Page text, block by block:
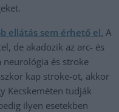
ellátás sem érhető el. A
de akadozik az arc- és
neurológia és stroke
kap stroke-ot, akkor
Kecskeméten tudják
ilyen esetekben